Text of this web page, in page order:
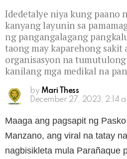
Idedetalye niya kung paano
kanyang layunin sa
ng pangangalagang
taong may kaparehong sakit
organisasyon na tumutulong
kanilang mga medikal na
by Mari Thess
December 27, 2023, 2:14
Maaga ang pagsapit ng
Manzano, ang viral na tatay
nagbisikleta mula Parañaque